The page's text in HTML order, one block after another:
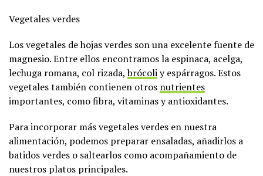
Vegetales verdes
Los vegetales de hojas verdes son una excelente fuente de
magnesio. Entre ellos encontramos la espinaca, acelga,
lechuga romana, col rizada,brócoliy espárragos. Estos
vegetales también contienen otros nutrientes
importantes, como fibra, vitaminas y antioxidantes.
Para incorporar más vegetales verdes en nuestra
alimentación, podemos preparar ensaladas, añadirlos a
batidos verdes o saltearlos como acompañamiento de
nuestros platos principales.